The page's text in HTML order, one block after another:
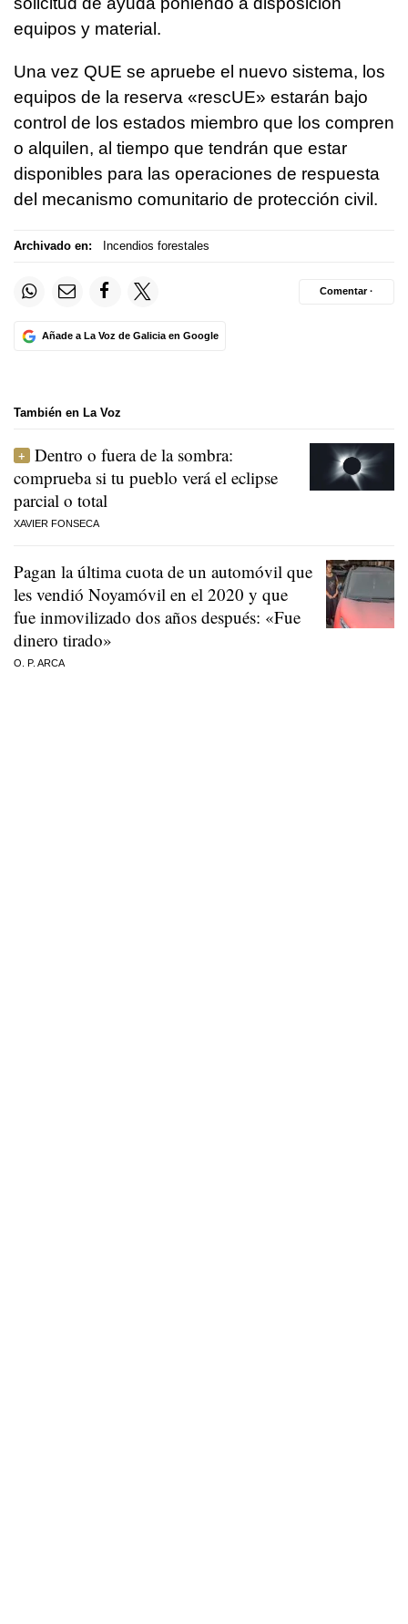
equipos y material.
Una vez QUE se apruebe el nuevo sistema, los
equipos de la reserva «rescUE» estarán bajo
control de los estados miembro que los compren
o alquilen, al tiempo que tendrán que estar
disponibles para las operaciones de respuesta
del mecanismo comunitario de protección civil.
Archivado en: Incendios forestales
Añade a La Voz de Galicia en Google
Comentar ·
También en La Voz
Dentro o fuera de la sombra:
comprueba si tu pueblo verá el eclipse
parcial o total
XAVIER FONSECA
Pagan la última cuota de un automóvil que
les vendió Noyamóvil en el 2020 y que
fue inmovilizado dos años después: «Fue
dinero tirado»
O. P. ARCA